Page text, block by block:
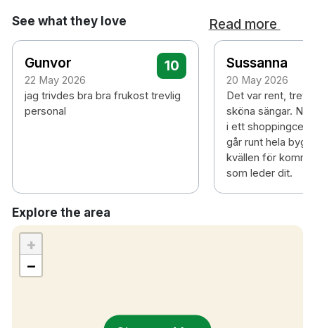
See what they love Read more
Gunvor
22 May 2026
10
jag trivdes bra bra frukost trevlig
personal
Sussanna
20 May 2026
Det var rent,
sköna sängar.
i ett
går runt hela
kvällen för
som leder dit.
Explore the area
+
−